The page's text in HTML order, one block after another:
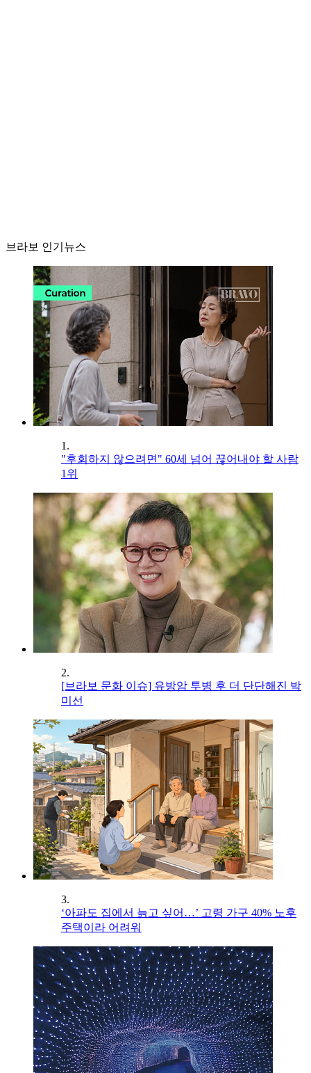
브라보 인기뉴스
1.
"후회하지 않으려면" 60세 넘어 끊어내야 할 사람
1위
2.
[브라보 문화 이슈] 유방암 투병 후 더 단단해진 박
미선
3.
‘아파도 집에서 늙고 싶어…’ 고령 가구 40% 노후
주택이라 어려워